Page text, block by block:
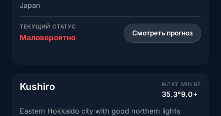
Japan
ТЕКУЩИЙ СТАТУС
Маловероятно Смотреть прогноз
Kushiro МЛАТ
35.3°
MIN KP
9.0+
Eastern Hokkaido city with good northern lights